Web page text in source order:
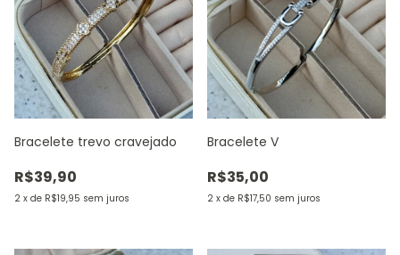
Bracelete trevo cravejado
R$39,90
2 x de R$19,95 sem juros
Bracelete V
R$35,00
2 x de R$17,50 sem juros